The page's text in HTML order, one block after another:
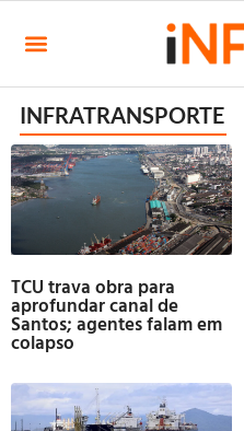
INFRATRANSPORTE
TCU trava obra para
aprofundar canal de
Santos; agentes falam em
colapso